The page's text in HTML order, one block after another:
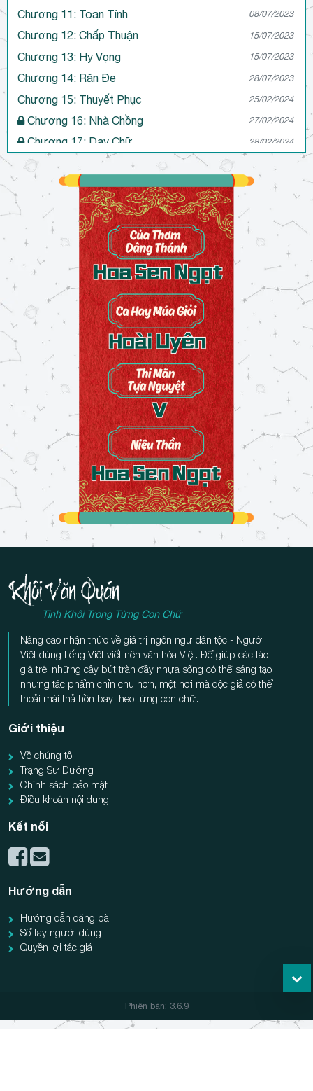
Chương 11: Toan Tính 08/07/2023
Chương 12: Chấp Thuận 15/07/2023
Chương 13: Hy Vọng 15/07/2023
Chương 14: Răn Đe 28/07/2023
Chương 15: Thuyết Phục 25/02/2024
Chương 16: Nhà Chồng 27/02/2024
Chương 17: Dạy Chữ 28/02/2024
Chương 18: Khám Xét
Chương 19: Vu Oan 02/03/2024
Chương 20: Tự Do
Chương 21: Ngỏ Lời 02/03/2024
Chương 22: Cấm Cản 02/03/2024
Chương 23: Hối Thúc 05/03/2024
Chương 24: Rước Dâu 27/05/2024
Chương 25: Tân Hôn 27/05/2024
Chương 26: Hương Lửa 27/05/2024
Chương 27: Bà Loan 27/05/2024
Chương 28: Ngày Tết 27/05/2024
Chương 29: Tạc Tình Khắc Duyên 27/05/2024
Tinh Khôi Trong Từng Con Chữ
Nâng cao nhận thức về giá trị ngôn ngữ dân tộc - Người
Việt dùng tiếng Việt viết nên văn hóa Việt. Để giúp các tác
giả trẻ, những cây bút tràn đầy nhựa sống có thể sáng tạo
những tác phẩm chỉn chu hơn, một nơi mà độc giả có thể
thoải mái thả hồn bay theo từng con chữ.
Giới thiệu
Về chúng tôi
Trạng Sư Đường
Chính sách bảo mật
Điều khoản nội dung
Kết nối
Hướng dẫn
Hướng dẫn đăng bài
Sổ tay người dùng
Quyền lợi tác giả
Phiên bản: 3.6.9